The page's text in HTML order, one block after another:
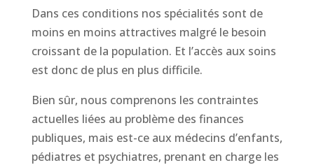
Dans ces conditions nos spécialités sont de
moins en moins attractives malgré le besoin
croissant de la population. Et l’accès aux soins
est donc de plus en plus difficile.
Bien sûr, nous comprenons les contraintes
actuelles liées au problème des finances
publiques, mais est-ce aux médecins d’enfants,
pédiatres et psychiatres, prenant en charge les